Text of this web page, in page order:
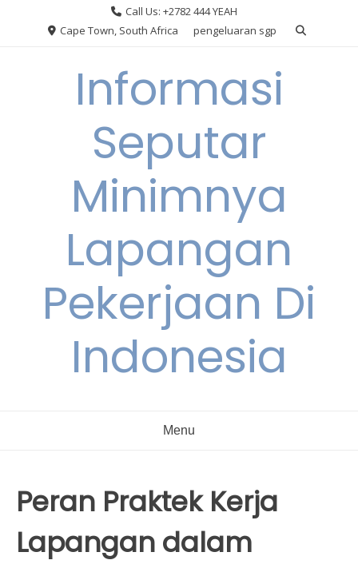
Call Us: +2782 444 YEAH
Cape Town, South Africa
pengeluaran sgp
Informasi
Seputar
Minimnya
Lapangan
Pekerjaan Di
Indonesia
Menu
Peran Praktek Kerja
Lapangan dalam